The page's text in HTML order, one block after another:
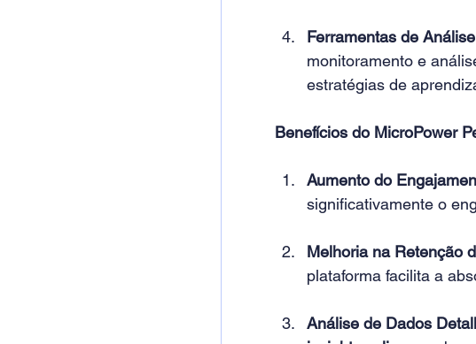
Ferramentas de
monitoramento e
estratégias de
Benefícios do MicroPower
Aumento do
significativamente o
Melhoria na Retenção
plataforma facilita a
Análise de Dados